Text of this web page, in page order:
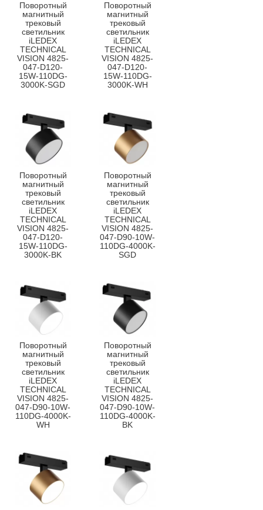
Поворотный
магнитный
трековый
светильник
iLEDEX
TECHNICAL
VISION 4825-
047-D120-
15W-110DG-
3000K-SGD
Поворотный
магнитный
трековый
светильник
iLEDEX
TECHNICAL
VISION 4825-
047-D120-
15W-110DG-
3000K-WH
Поворотный
магнитный
трековый
светильник
iLEDEX
TECHNICAL
VISION 4825-
047-D120-
15W-110DG-
3000K-BK
Поворотный
магнитный
трековый
светильник
iLEDEX
TECHNICAL
VISION 4825-
047-D90-10W-
110DG-4000K-
SGD
Поворотный
магнитный
трековый
светильник
iLEDEX
TECHNICAL
VISION 4825-
047-D90-10W-
110DG-4000K-
WH
Поворотный
магнитный
трековый
светильник
iLEDEX
TECHNICAL
VISION 4825-
047-D90-10W-
110DG-4000K-
BK